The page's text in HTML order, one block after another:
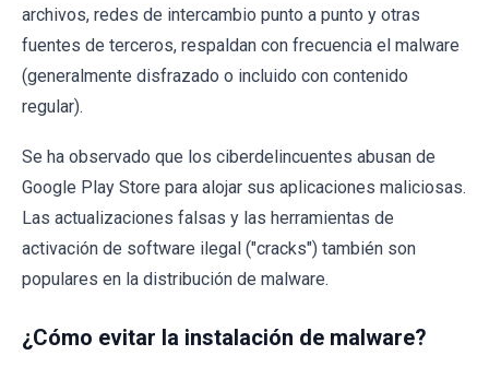
archivos, redes de intercambio punto a punto y otras
fuentes de terceros, respaldan con frecuencia el malware
(generalmente disfrazado o incluido con contenido
regular).
Se ha observado que los ciberdelincuentes abusan de
Google Play Store para alojar sus aplicaciones maliciosas.
Las actualizaciones falsas y las herramientas de
activación de software ilegal ("cracks") también son
populares en la distribución de malware.
¿Cómo evitar la instalación de malware?